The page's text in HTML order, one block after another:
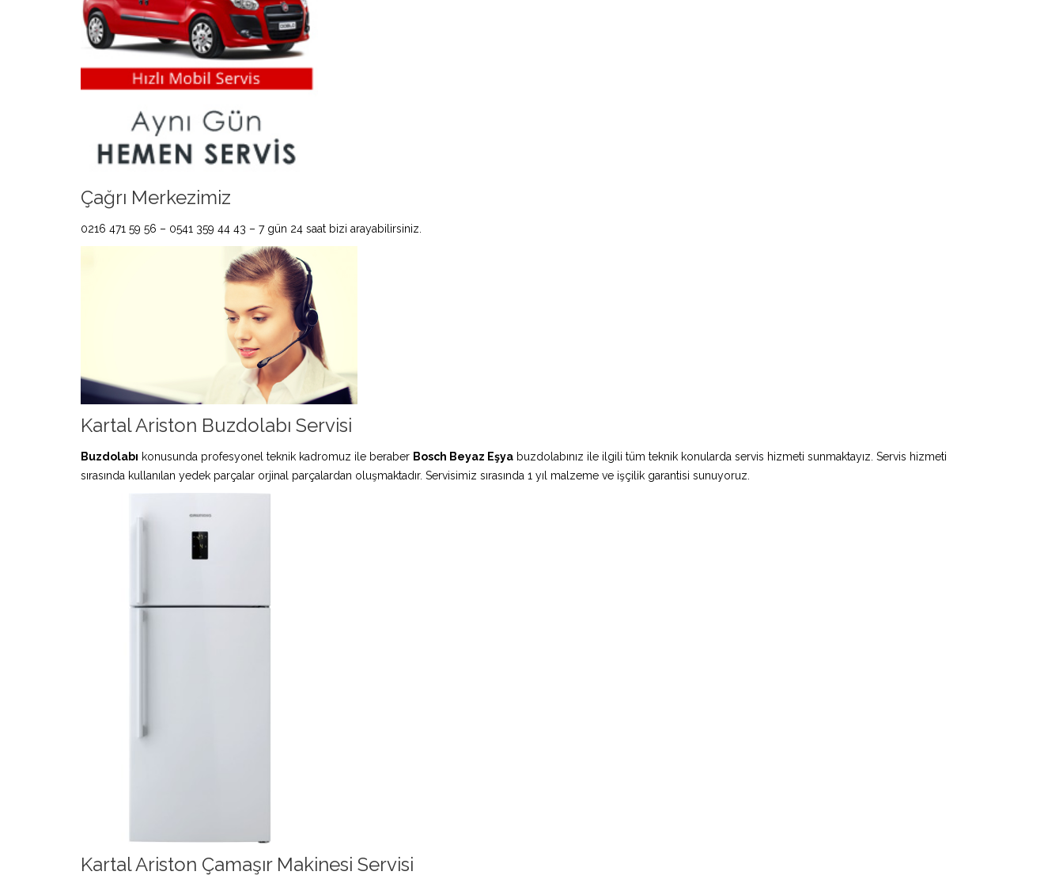
Çağrı Merkezimiz
0216 471 59 56 – 0541 359 44 43 – 7 gün 24 saat bizi arayabilirsiniz.
Kartal Ariston Buzdolabı Servisi
Buzdolabı konusunda profesyonel teknik kadromuz ile beraber Bosch Beyaz Eşya buzdolabınız ile ilgili tüm teknik konularda servis hizmeti sunmaktayız. Servis hizmeti
sırasında kullanılan yedek parçalar orjinal parçalardan oluşmaktadır. Servisimiz sırasında 1 yıl malzeme ve işçilik garantisi sunuyoruz.
Kartal Ariston Çamaşır Makinesi Servisi